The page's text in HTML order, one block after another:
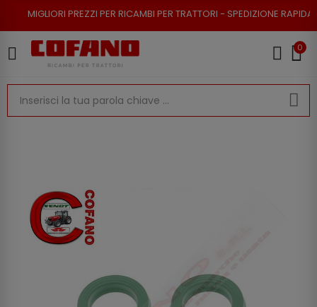
PREZZI PER RICAMBI PER TRATTORI - SPEDIZIONE RAPIDA - RESO
0